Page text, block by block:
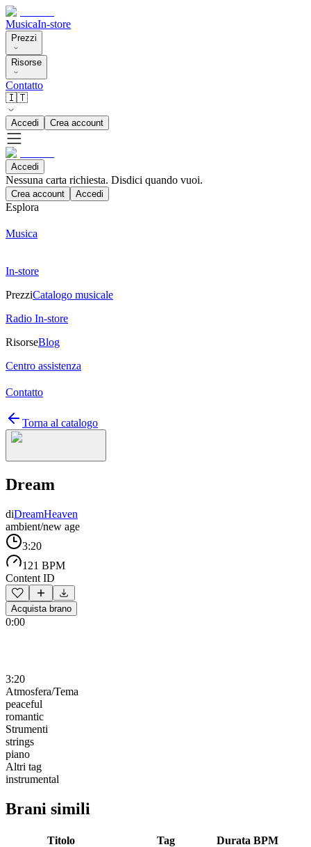
MusicaIn-store
Prezzi
Risorse
Contatto
🇮🇹
Accedi Crea account
Accedi
Nessuna carta richiesta. Disdici quando vuoi.
Crea account Accedi
Esplora
Musica
In-store
PrezziCatalogo musicale
Radio In-store
RisorseBlog
Centro assistenza
Contatto
Torna al catalogo
Dream
diDreamHeaven
ambient/new age
3:20
121 BPM
Content ID
Acquista brano
0:00
3:20
Atmosfera/Tema
peaceful
romantic
Strumenti
strings
piano
Altri tag
instrumental
Brani simili
Titolo Tag Durata BPM